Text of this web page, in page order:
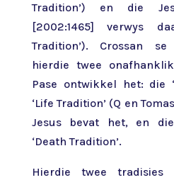
Tradition’) en die
[2002:1465] verwys
Tradition’). Crossan
hierdie twee
Pase ontwikkel het: die
‘Life Tradition’ (Q en
Jesus bevat het, en die
‘Death Tradition’.
Hierdie twee